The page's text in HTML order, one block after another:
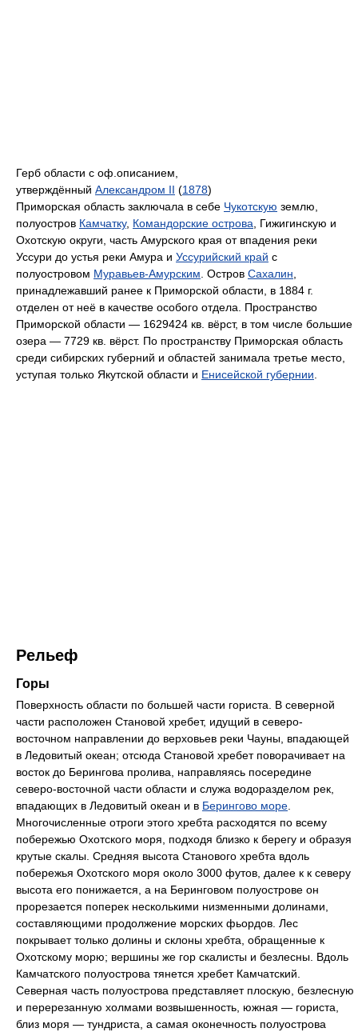
Герб области c оф.описанием,
утверждённый Александром II (1878)
Приморская область заключала в себе Чукотскую землю,
полуостров Камчатку, Командорские острова, Гижигинскую и
Охотскую округи, часть Амурского края от впадения реки
Уссури до устья реки Амура и Уссурийский край с
полуостровом Муравьев-Амурским. Остров Сахалин,
принадлежавший ранее к Приморской области, в 1884 г.
отделен от неё в качестве особого отдела. Пространство
Приморской области — 1629424 кв. вёрст, в том числе большие
озера — 7729 кв. вёрст. По пространству Приморская область
среди сибирских губерний и областей занимала третье место,
уступая только Якутской области и Енисейской губернии.
Рельеф
Горы
Поверхность области по большей части гориста. В северной
части расположен Становой хребет, идущий в северо-
восточном направлении до верховьев реки Чауны, впадающей
в Ледовитый океан; отсюда Становой хребет поворачивает на
восток до Берингова пролива, направляясь посередине
северо-восточной части области и служа водоразделом рек,
впадающих в Ледовитый океан и в Берингово море.
Многочисленные отроги этого хребта расходятся по всему
побережью Охотского моря, подходя близко к берегу и образуя
крутые скалы. Средняя высота Станового хребта вдоль
побережья Охотского моря около 3000 футов, далее к к северу
высота его понижается, а на Беринговом полуострове он
прорезается поперек несколькими низменными долинами,
составляющими продолжение морских фьордов. Лес
покрывает только долины и склоны хребта, обращенные к
Охотскому морю; вершины же гор скалисты и безлесны. Вдоль
Камчатского полуострова тянется хребет Камчатский.
Северная часть полуострова представляет плоскую, безлесную
и перерезанную холмами возвышенность, южная — гориста,
близ моря — тундриста, а самая оконечность полуострова